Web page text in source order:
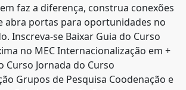
faz a diferença, construa conexões
abra portas para oportunidades no
Inscreva-se Baixar Guia do Curso
no MEC Internacionalização em +
Curso Jornada do Curso
Grupos de Pesquisa Coodenação e